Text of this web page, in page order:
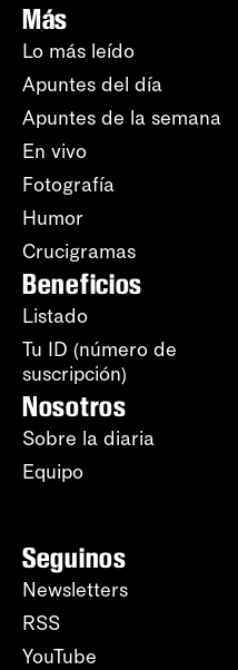
Más
Lo más leído
Apuntes del día
Apuntes de la semana
En vivo
Fotografía
Humor
Crucigramas
Beneficios
Listado
Tu ID (número de
suscripción)
Nosotros
Sobre la diaria
Equipo
Seguinos
Newsletters
RSS
YouTube